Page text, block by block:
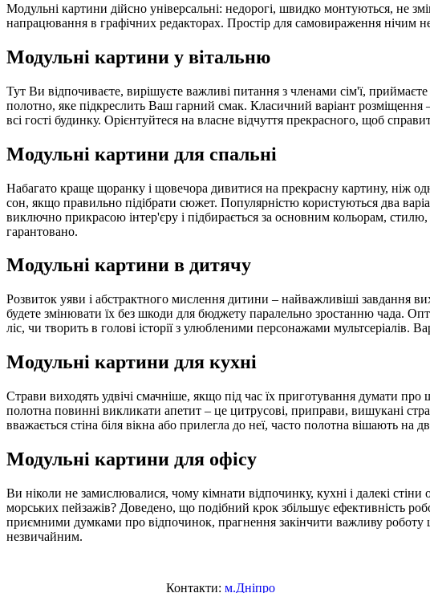
Модульні картини дійсно універсальні: недорогі, швидко монтуються, не
напрацювання в графічних редакторах. Простір для самовираження нічим
Модульні картини у вітальню
Тут Ви відпочиваєте, вирішуєте важливі питання з членами сім'ї,
полотно, яке підкреслить Ваш гарний смак. Класичний варіант розміщення
всі гості будинку. Орієнтуйтеся на власне відчуття прекрасного, щоб
Модульні картини для спальні
Набагато краще щоранку і щовечора дивитися на прекрасну картину, ніж
сон, якщо правильно підібрати сюжет. Популярністю користуються два
виключно прикрасою інтер'єру і підбирається за основним кольорам,
гарантовано.
Модульні картини в дитячу
Розвиток уяви і абстрактного мислення дитини – найважливіші завдання
будете змінювати їх без шкоди для бюджету паралельно зростанню чада.
ліс, чи творить в голові історії з улюбленими персонажами мультсеріалів.
Модульні картини для кухні
Страви виходять удвічі смачніше, якщо під час їх приготування думати
полотна повинні викликати апетит – це цитрусові, приправи, вишукані
вважається стіна біля вікна або прилегла до неї, часто полотна вішають на
Модульні картини для офісу
Ви ніколи не замислювалися, чому кімнати відпочинку, кухні і далекі
морських пейзажів? Доведено, що подібний крок збільшує ефективність
приємними думками про відпочинок, прагнення закінчити важливу роботу
незвичайним.
Контакти: м.Дніпро